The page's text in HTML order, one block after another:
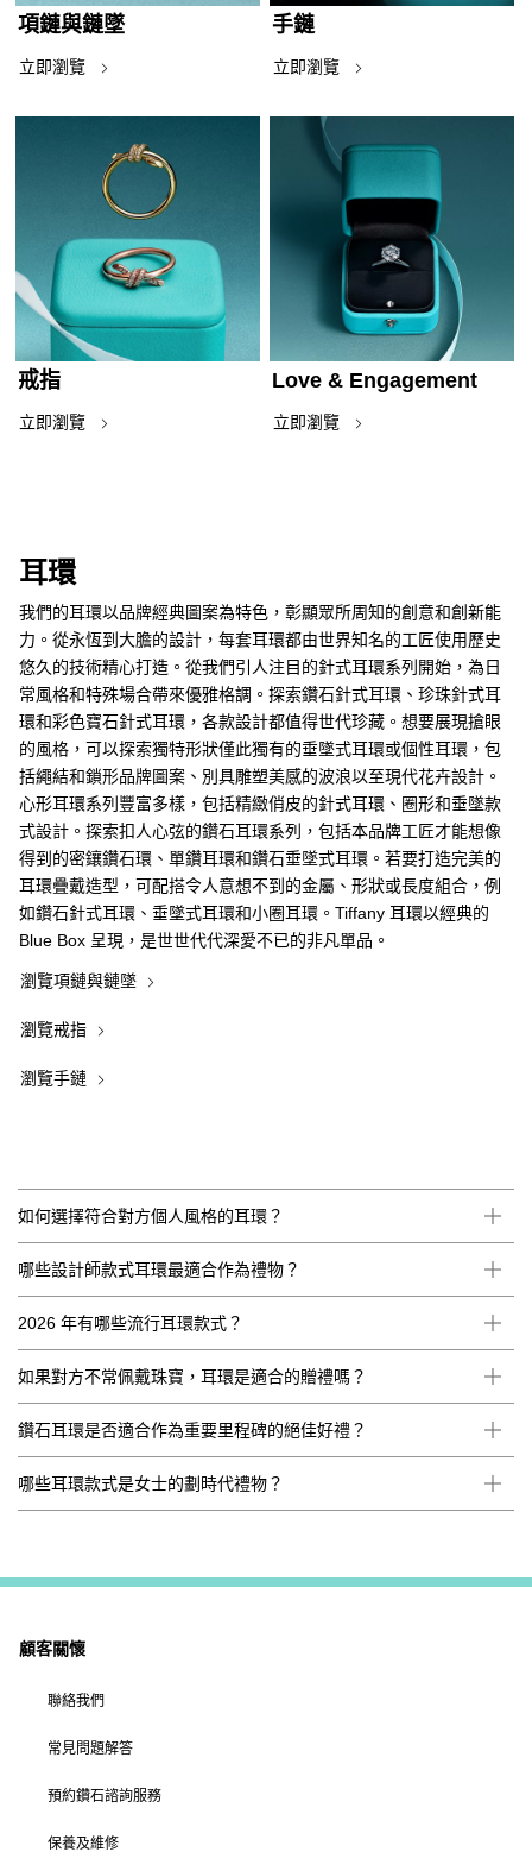
項鏈與鏈墜
立即瀏覽
手鏈
立即瀏覽
戒指
立即瀏覽
Love & Engagement
立即瀏覽
耳環
我們的耳環以品牌經典圖案為特色，彰顯眾所周知的創意和創新能
力。從永恆到大膽的設計，每套耳環都由世界知名的工匠使用歷史
悠久的技術精心打造。從我們引人注目的針式耳環系列開始，為日
常風格和特殊場合帶來優雅格調。探索鑽石針式耳環、珍珠針式耳
環和彩色寶石針式耳環，各款設計都值得世代珍藏。想要展現搶眼
的風格，可以探索獨特形狀僅此獨有的垂墜式耳環或個性耳環，包
括繩結和鎖形品牌圖案、別具雕塑美感的波浪以至現代花卉設計。
心形耳環系列豐富多樣，包括精緻俏皮的針式耳環、圈形和垂墜款
式設計。探索扣人心弦的鑽石耳環系列，包括本品牌工匠才能想像
得到的密鑲鑽石環、單鑽耳環和鑽石垂墜式耳環。若要打造完美的
耳環疊戴造型，可配搭令人意想不到的金屬、形狀或長度組合，例
如鑽石針式耳環、垂墜式耳環和小圈耳環。Tiffany 耳環以經典的
Blue Box 呈現，是世世代代深愛不已的非凡單品。
瀏覽項鏈與鏈墜
瀏覽戒指
瀏覽手鏈
如何選擇符合對方個人風格的耳環？
哪些設計師款式耳環最適合作為禮物？
2026 年有哪些流行耳環款式？
如果對方不常佩戴珠寶，耳環是適合的贈禮嗎？
鑽石耳環是否適合作為重要里程碑的絕佳好禮？
哪些耳環款式是女士的劃時代禮物？
顧客關懷
聯絡我們
常見問題解答
預約鑽石諮詢服務
保養及維修